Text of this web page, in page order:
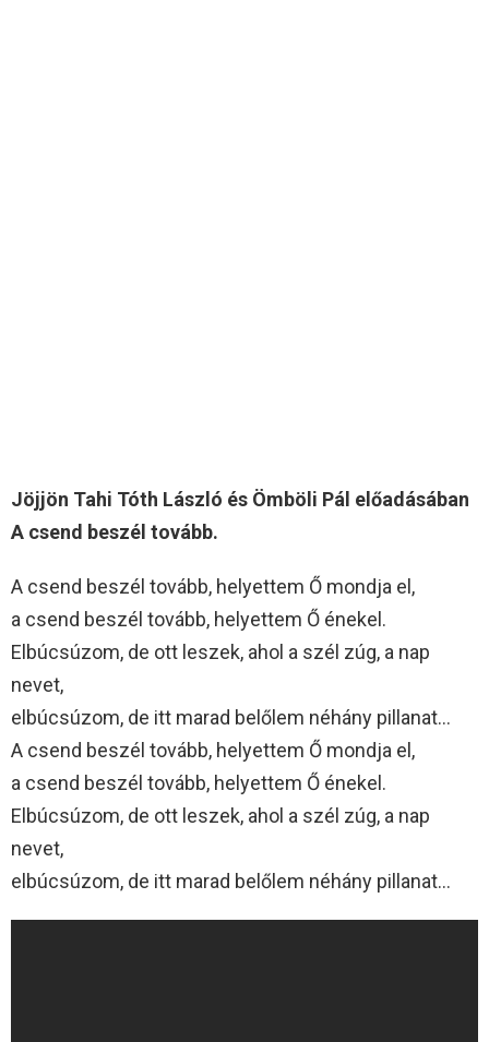
Jöjjön Tahi Tóth László és Ömböli Pál előadásában
A csend beszél tovább.
A csend beszél tovább, helyettem Ő mondja el,
a csend beszél tovább, helyettem Ő énekel.
Elbúcsúzom, de ott leszek, ahol a szél zúg, a nap
nevet,
elbúcsúzom, de itt marad belőlem néhány pillanat…
A csend beszél tovább, helyettem Ő mondja el,
a csend beszél tovább, helyettem Ő énekel.
Elbúcsúzom, de ott leszek, ahol a szél zúg, a nap
nevet,
elbúcsúzom, de itt marad belőlem néhány pillanat…